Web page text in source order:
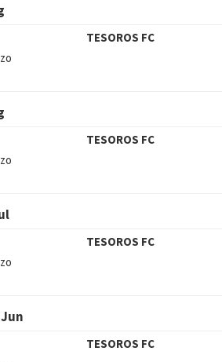
TESOROS FC
TESOROS FC
TESOROS FC
TESOROS FC